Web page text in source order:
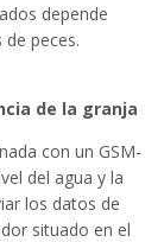
depende
peces.
de la granja
con un GSM-
del agua y la
los datos de
situado en el